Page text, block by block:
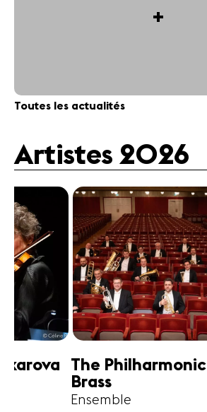
+
Toutes les actualités
Artistes 2026
Valentin Uryupin
Chef d'orchestre